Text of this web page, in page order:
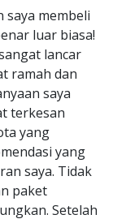
saya membeli
luar biasa!
lancar
ramah dan
saya
terkesan
yang
yang
saya. Tidak
paket
Setelah